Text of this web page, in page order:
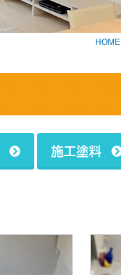
HOME
施工塗料